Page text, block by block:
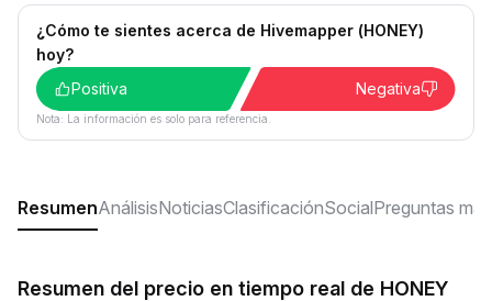
¿Cómo te sientes acerca de Hivemapper (HONEY)
hoy?
Positiva
Negativa
Nota: La información es solo para referencia.
ResumenAnálisisNoticiasClasificaciónSocialPreguntas
Resumen del precio en tiempo real de HONEY